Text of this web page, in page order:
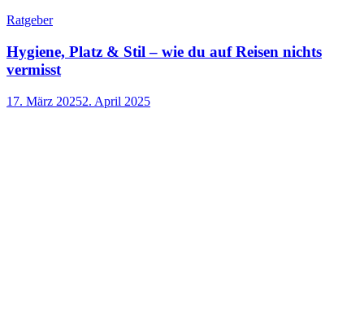
Ratgeber
Hygiene, Platz & Stil – wie du auf Reisen nichts
vermisst
17. März 20252. April 2025